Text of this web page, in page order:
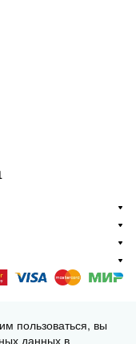
пользоваться, вы
данных в